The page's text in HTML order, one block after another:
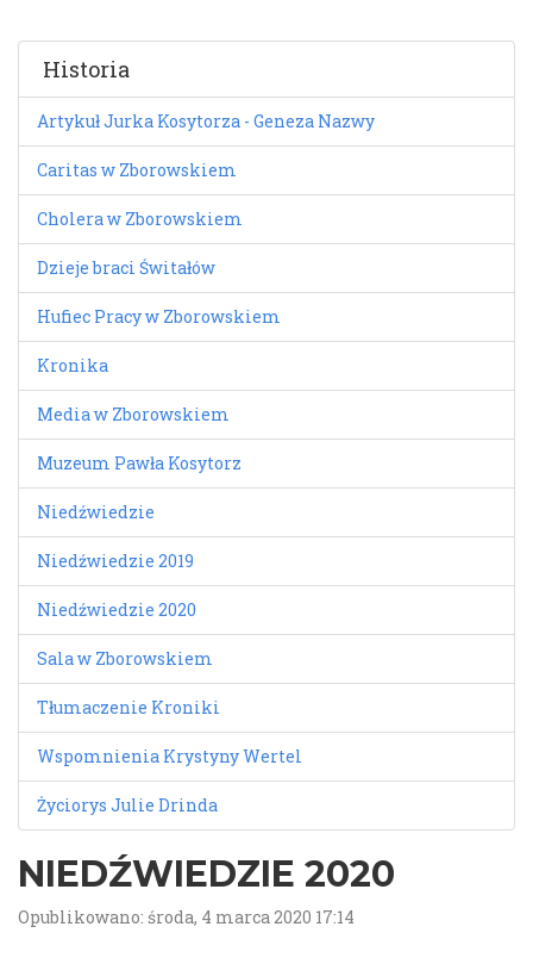
Historia
Artykuł Jurka Kosytorza - Geneza Nazwy
Caritas w Zborowskiem
Cholera w Zborowskiem
Dzieje braci Świtałów
Hufiec Pracy w Zborowskiem
Kronika
Media w Zborowskiem
Muzeum Pawła Kosytorz
Niedźwiedzie
Niedźwiedzie 2019
Niedźwiedzie 2020
Sala w Zborowskiem
Tłumaczenie Kroniki
Wspomnienia Krystyny Wertel
Życiorys Julie Drinda
NIEDŹWIEDZIE 2020
Opublikowano: środa, 4 marca 2020 17:14